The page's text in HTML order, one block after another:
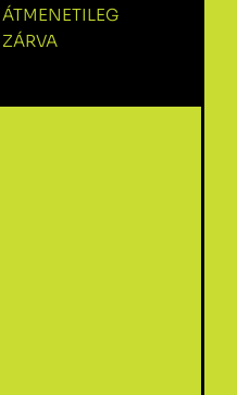
ÁTMENETILEG
ZÁRVA